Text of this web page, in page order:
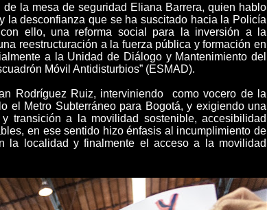
la mesa de seguridad Eliana Barrera, quien hablo
la desconfianza que se ha suscitado hacia la Policía
ello, una reforma social para la inversión a la
reestructuración a la fuerza pública y formación en
a la Unidad de Diálogo y Mantenimiento del
Móvil Antidisturbios” (ESMAD).
Rodríguez Ruiz, interviniendo como vocero de la
el Metro Subterráneo para Bogotá, y exigiendo una
transición a la movilidad sostenible, accesibilidad
en ese sentido hizo énfasis al incumplimiento de
la localidad y finalmente el acceso a la movilidad